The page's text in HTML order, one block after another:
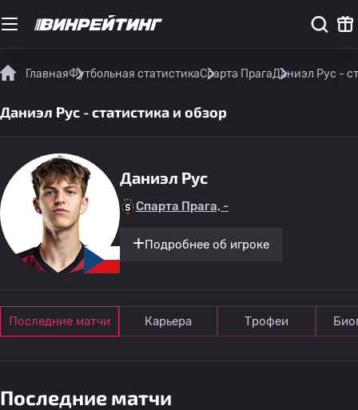
ГлавнаяФутбольная статистикаСпарта ПрагаДаниэл Рус -
Даниэл Рус - статистика и обзор
Даниэл Рус
Спарта Прага, -
Подробнее об игроке
Последние матчи Карьера Трофеи
Последние матчи